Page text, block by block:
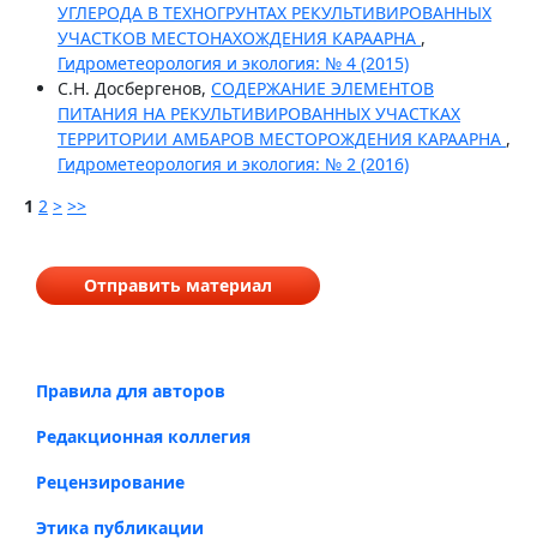
УГЛЕРОДА В ТЕХНОГРУНТАХ РЕКУЛЬТИВИРОВАННЫХ
УЧАСТКОВ МЕСТОНАХОЖДЕНИЯ КАРААРНА ,
Гидрометеорология и экология: № 4 (2015)
С.Н. Досбергенов, СОДЕРЖАНИЕ ЭЛЕМЕНТОВ
ПИТАНИЯ НА РЕКУЛЬТИВИРОВАННЫХ УЧАСТКАХ
ТЕРРИТОРИИ АМБАРОВ МЕСТОРОЖДЕНИЯ КАРААРНА ,
Гидрометеорология и экология: № 2 (2016)
1 2 > >>
Отправить материал
Правила для авторов
Редакционная коллегия
Рецензирование
Этика публикации